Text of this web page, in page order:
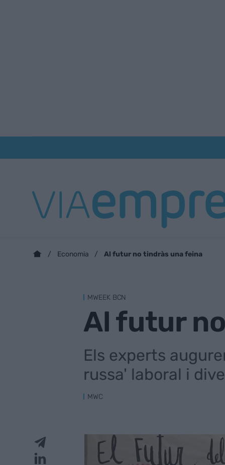
Economia Al futur no tindràs una feina
MWEEK BCN
Al futur
Els experts
russa' laboral i
MWC